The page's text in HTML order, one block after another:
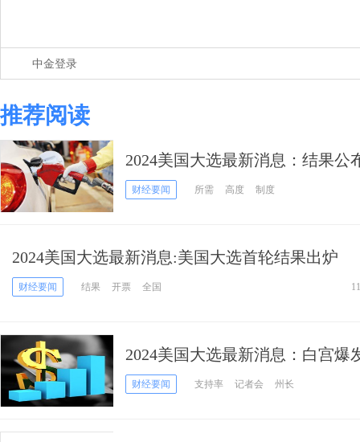
中金登录
推荐阅读
2024美国大选最新消息：结果公
入主白宫
财经要闻 所需 高度 制度
2024美国大选最新消息:美国大选首轮结果出炉
财经要闻 结果 开票 全国
2024美国大选最新消息：白宫爆
误，特朗普或坐收渔利！
财经要闻 支持率 记者会 州长